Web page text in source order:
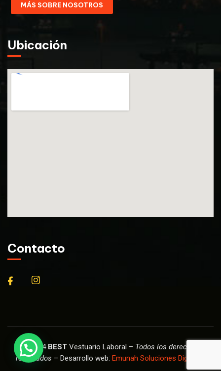
MÁS SOBRE NOSOTROS
Ubicación
Contacto
© 2024 BEST Vestuario Laboral – Todos los derechos
reservados – Desarrollo web: Emunah Soluciones Digitales